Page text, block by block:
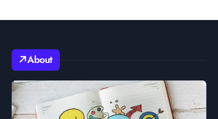
About